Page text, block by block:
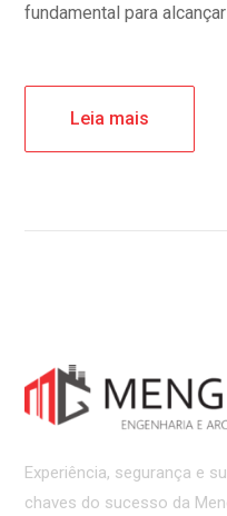
fundamental para
Leia mais
Experiência, segurança e
chaves do sucesso da